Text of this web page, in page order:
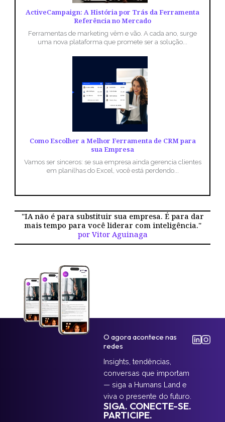
ActiveCampaign: A História por Trás da Ferramenta
Referência no Mercado
Ferramentas de marketing vêm e vão. A cada ano, surge
uma nova plataforma que promete ser a solução...
Como Escolher a Melhor Ferramenta de CRM para
sua Empresa
Vamos ser sinceros: se sua empresa ainda gerencia clientes
em planilhas do Excel, você está perdendo...
"IA não é para substituir sua empresa. É para dar
mais tempo para você liderar com inteligência."
por Vitor Aguinaga
O agora acontece nas
redes
Insights, tendências,
conversas que importam
— siga a Humans Land e
viva o presente do futuro.
SIGA. CONECTE-SE.
PARTICIPE.